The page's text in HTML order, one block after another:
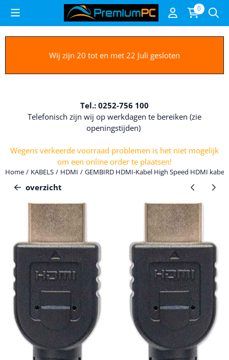
Cookievoorkeuren zijn beschikbaar. Kies instellingen of sta alle
0
Wij zijn 20 tot en met 22 Juli gesloten
Tel.: 0252-756 100
Telefonisch zijn wij op werkdagen te bereiken (zie
openingstijden)
Wegens verkeerde voorraad problemen is het niet mogelijk
om een online order te plaatsen!
Home / KABELS / HDMI / GEMBIRD HDMI-Kabel High Speed HDMI
overzicht